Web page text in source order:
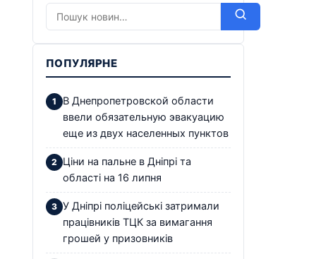
ПОПУЛЯРНЕ
В Днепропетровской области
ввели обязательную эвакуацию
еще из двух населенных пунктов
Ціни на пальне в Дніпрі та
області на 16 липня
У Дніпрі поліцейські затримали
працівників ТЦК за вимагання
грошей у призовників